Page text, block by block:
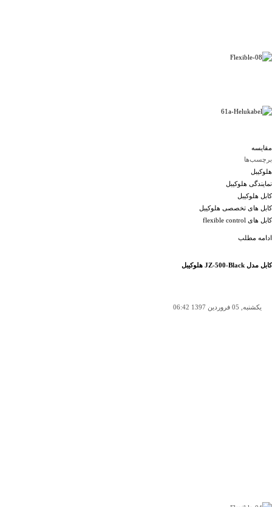
مقایسه
برچسب‌ها
هلوکیبل
نمایندگی هلوکیبل
کابل هلوکیبل
کابل های تخصصی هلوکیبل
کابل های flexible control
ادامه مطلب
کابل مدل JZ-500-Black هلوکیبل
یکشنبه, 05 فروردين 1397 06:42